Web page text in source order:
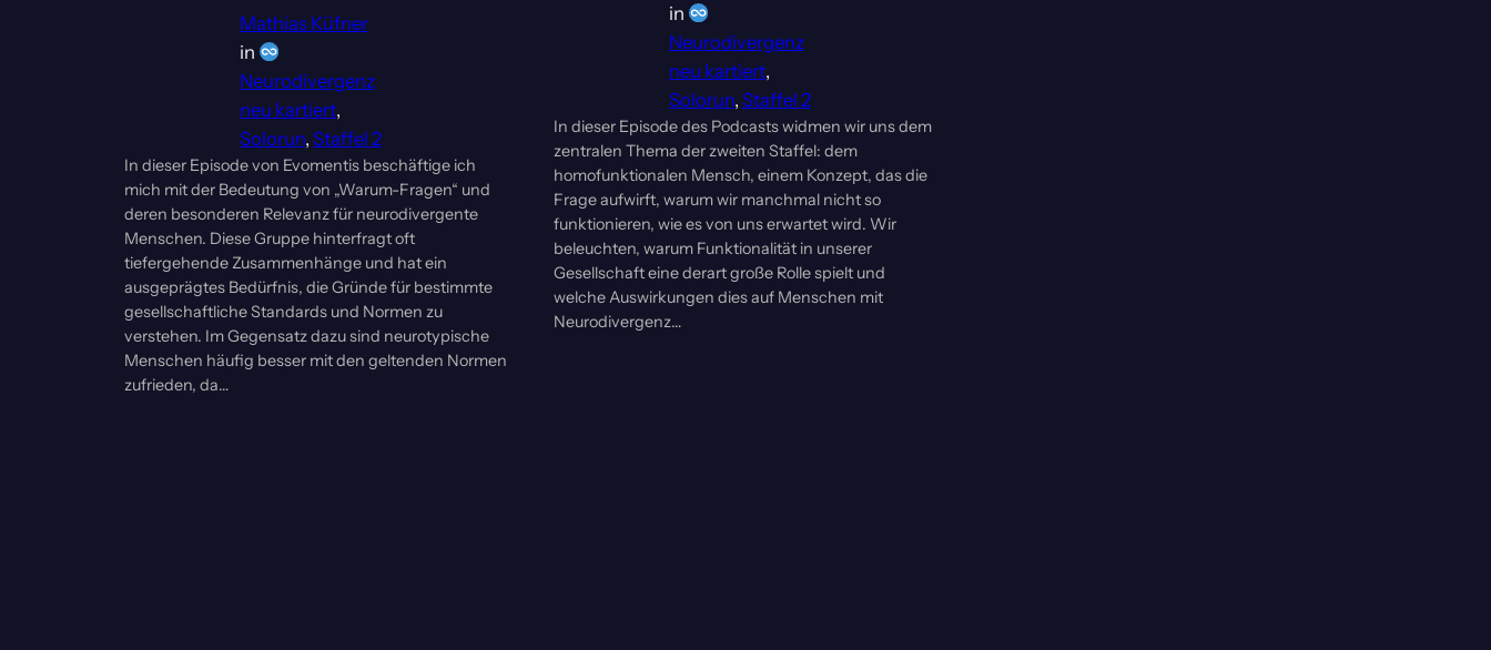
Mathias Küfner
in
Neurodivergenz
neu kartiert
Solorun, Staffel 2
In dieser Episode von Evomentis beschäftige ich
mich mit der Bedeutung von „Warum-Fragen“ und
deren besonderen Relevanz für neurodivergente
Menschen. Diese Gruppe hinterfragt oft
tiefergehende Zusammenhänge und hat ein
ausgeprägtes Bedürfnis, die Gründe für bestimmte
gesellschaftliche Standards und Normen zu
verstehen. Im Gegensatz dazu sind neurotypische
Menschen häufig besser mit den geltenden Normen
zufrieden, da…
in
Neurodivergenz
neu kartiert
Solorun, Staffel 2
In dieser Episode des Podcasts widmen wir uns dem
zentralen Thema der zweiten Staffel: dem
homofunktionalen Mensch, einem Konzept, das die
Frage aufwirft, warum wir manchmal nicht so
funktionieren, wie es von uns erwartet wird. Wir
beleuchten, warum Funktionalität in unserer
Gesellschaft eine derart große Rolle spielt und
welche Auswirkungen dies auf Menschen mit
Neurodivergenz…